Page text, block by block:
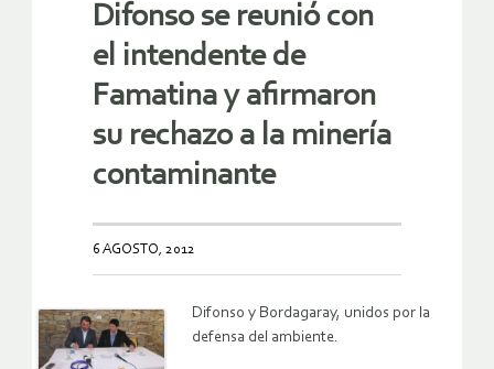
Difonso se reunió con
el intendente de
Famatina y afirmaron
su rechazo a la minería
contaminante
6 AGOSTO, 2012
Difonso y Bordagaray, unidos por la
defensa del ambiente.